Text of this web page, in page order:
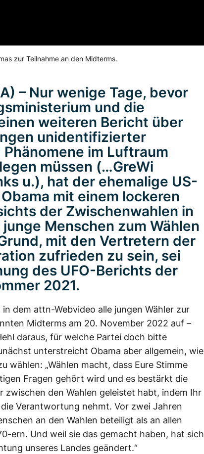
zur Teilnahme an den Midterms.
– Nur wenige Tage, bevor
und die
weiteren Bericht über
unidentifizierter
im Luftraum
müssen (…GreWi
u.), hat der ehemalige US-
mit einem lockeren
der Zwischenwahlen in
Menschen zum Wählen
mit den Vertretern der
zufrieden zu sein, sei
des UFO-Berichts der
2021.
dem attn-Webvideo alle jungen Wähler zur
Midterms am 20. November 2022 auf –
daraus, für welche Partei doch bitte
unterstreicht Obama aber allgemein, wie
wählen: „Wählen macht, dass Eure Stimme
Fragen gehört wird und es bestärkt die
zwischen den Wahlen geleistet habt, indem Ihr
Verantwortung nehmt. Vor zwei Jahren
an den Wahlen beteiligt als an allen
ern. Und weil sie das gemacht haben, hat sich
unseres Landes geändert.“